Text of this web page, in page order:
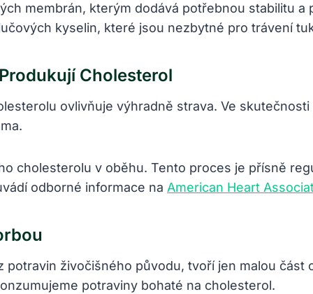
membrán, kterým dodává potřebnou stabilitu a
kyselin, které jsou nezbytné pro trávení
Cholesterol
ovlivňuje výhradně strava. Ve
cholesterolu v oběhu. Tento proces je přísně
odborné informace na American Heart
živočišného původu, tvoří jen malou část
potraviny bohaté na cholesterol.